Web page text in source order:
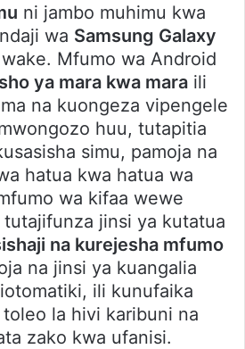
ni jambo muhimu kwa
wa Samsung Galaxy
Mfumo wa Android
ya mara kwa maraili
na kuongeza vipengele
huu, tutapitia
simu, pamoja na
hatua kwa hatua wa
wa kifaa wewe
jinsi ya kutatua
na kurejesha mfumo
na jinsi ya kuangalia
ili kunufaika
la hivi karibuni na
zako kwa ufanisi.